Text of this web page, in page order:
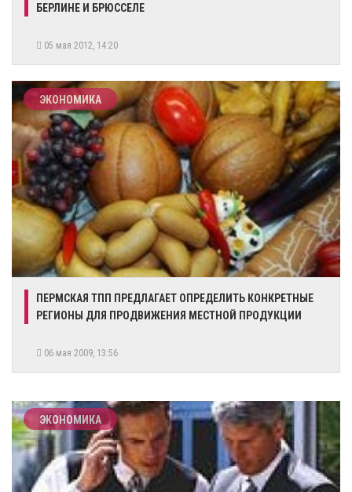
БЕРЛИНЕ И БРЮССЕЛЕ
05 мая 2012, 14:20
ЭКОНОМИКА
ПЕРМСКАЯ ТПП ПРЕДЛАГАЕТ ОПРЕДЕЛИТЬ КОНКРЕТНЫЕ
РЕГИОНЫ ДЛЯ ПРОДВИЖЕНИЯ МЕСТНОЙ ПРОДУКЦИИ
06 мая 2009, 13:56
ЭКОНОМИКА